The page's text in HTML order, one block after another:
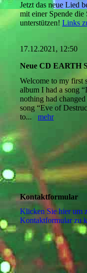
Jetzt das neue Lied
mit einer Spende
unterstützen! Links
17.12.2021, 12:50
Neue CD EARTH
Welcome to my first
album I had a song
nothing had
song “Eve of
to... mehr
Kontaktformular
Klicken Sie hier um
Kon­takt­for­mu­lar zu